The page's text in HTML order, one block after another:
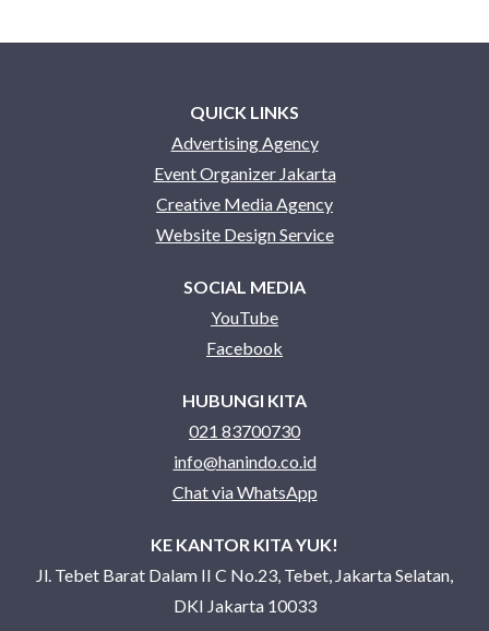
QUICK LINKS
Advertising Agency
Event Organizer Jakarta
Creative Media Agency
Website Design Service
SOCIAL MEDIA
YouTube
Facebook
HUBUNGI KITA
021 83700730
info@hanindo.co.id
Chat via WhatsApp
KE KANTOR KITA YUK!
Jl. Tebet Barat Dalam II C No.23, Tebet, Jakarta Selatan,
DKI Jakarta 10033